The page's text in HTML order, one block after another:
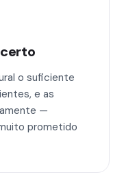
o suficiente
e as
—
prometido